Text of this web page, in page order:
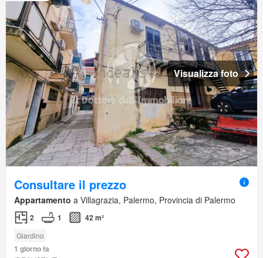
Visualizza foto
Consultare il prezzo
Appartamento a Villagrazia, Palermo, Provincia di Palermo
2 1 42 m²
Giardino
1 giorno fa